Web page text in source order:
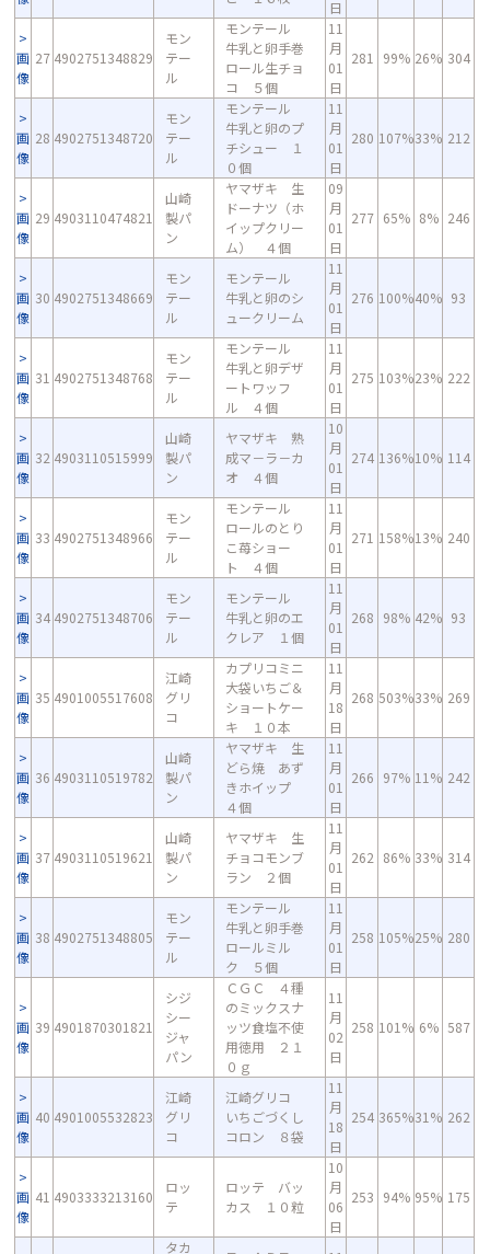
日
画
像
27 4902751348829
モン
テー
ル
モンテール
牛乳と卵手巻
ロール生チョ
コ ５個
11
月
01
日
281 99% 26% 304
画
像
28 4902751348720
モン
テー
ル
モンテール
牛乳と卵のプ
チシュー １
０個
11
月
01
日
280 107%33% 212
画
像
29 4903110474821
山崎
製パ
ン
ヤマザキ 生
ドーナツ（ホ
イップクリー
ム） ４個
09
月
01
日
277 65% 8% 246
画
像
30 4902751348669
モン
テー
ル
モンテール
牛乳と卵のシ
ュークリーム
11
月
01
日
276 100%40% 93
画
像
31 4902751348768
モン
テー
ル
モンテール
牛乳と卵デザ
ートワッフ
ル ４個
11
月
01
日
275 103%23% 222
画
像
32 4903110515999
山崎
製パ
ン
ヤマザキ 熟
成マ－ラ－カ
オ ４個
10
月
01
日
274 136%10% 114
画
像
33 4902751348966
モン
テー
ル
モンテール
ロールのとり
こ苺ショー
ト ４個
11
月
01
日
271 158%13% 240
画
像
34 4902751348706
モン
テー
ル
モンテール
牛乳と卵のエ
クレア １個
11
月
01
日
268 98% 42% 93
画
像
35 4901005517608
江崎
グリ
コ
カプリコミニ
大袋いちご＆
ショートケー
キ １０本
11
月
18
日
268 503%33% 269
画
像
36 4903110519782
山崎
製パ
ン
ヤマザキ 生
どら焼 あず
きホイップ
４個
11
月
01
日
266 97% 11% 242
画
像
37 4903110519621
山崎
製パ
ン
ヤマザキ 生
チョコモンブ
ラン ２個
11
月
01
日
262 86% 33% 314
画
像
38 4902751348805
モン
テー
ル
モンテール
牛乳と卵手巻
ロールミル
ク ５個
11
月
01
日
258 105%25% 280
画
像
39 4901870301821
シジ
シー
ジャ
パン
ＣＧＣ ４種
のミックスナ
ッツ食塩不使
用徳用 ２１
０ｇ
11
月
02
日
258 101% 6% 587
画
像
40 4901005532823
江崎
グリ
コ
江崎グリコ
いちごづくし
コロン ８袋
11
月
18
日
254 365%31% 262
画
像
41 4903333213160
ロッ
テ
ロッテ バッ
カス １０粒
10
月
06
日
253 94% 95% 175
タカ